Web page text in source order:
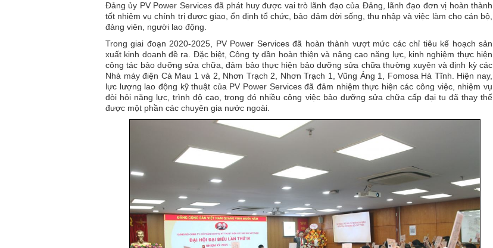
Đảng ủy PV Power Services đã phát huy được vai trò lãnh đạo của Đảng, lãnh đạo đơn vị hoàn thành
tốt nhiệm vụ chính trị được giao, ổn định tổ chức, bảo đảm đời sống, thu nhập và việc làm cho cán bộ,
đảng viên, người lao động.
Trong giai đoạn 2020-2025, PV Power Services đã hoàn thành vượt mức các chỉ tiêu kế hoạch sản
xuất kinh doanh đề ra. Đặc biệt, Công ty dần hoàn thiện và nâng cao năng lực, kinh nghiệm thực hiện
công tác bảo dưỡng sửa chữa, đảm bảo thực hiện bảo dưỡng sửa chữa thường xuyên và định kỳ các
Nhà máy điện Cà Mau 1 và 2, Nhơn Trạch 2, Nhơn Trạch 1, Vũng Áng 1, Fomosa Hà Tĩnh. Hiện nay,
lực lượng lao động kỹ thuật của PV Power Services đã đảm nhiệm thực hiện các công việc, nhiệm vụ
đòi hỏi năng lực, trình độ cao, trong đó nhiều công việc bảo dưỡng sửa chữa cấp đại tu đã thay thế
được một phần các chuyên gia nước ngoài.